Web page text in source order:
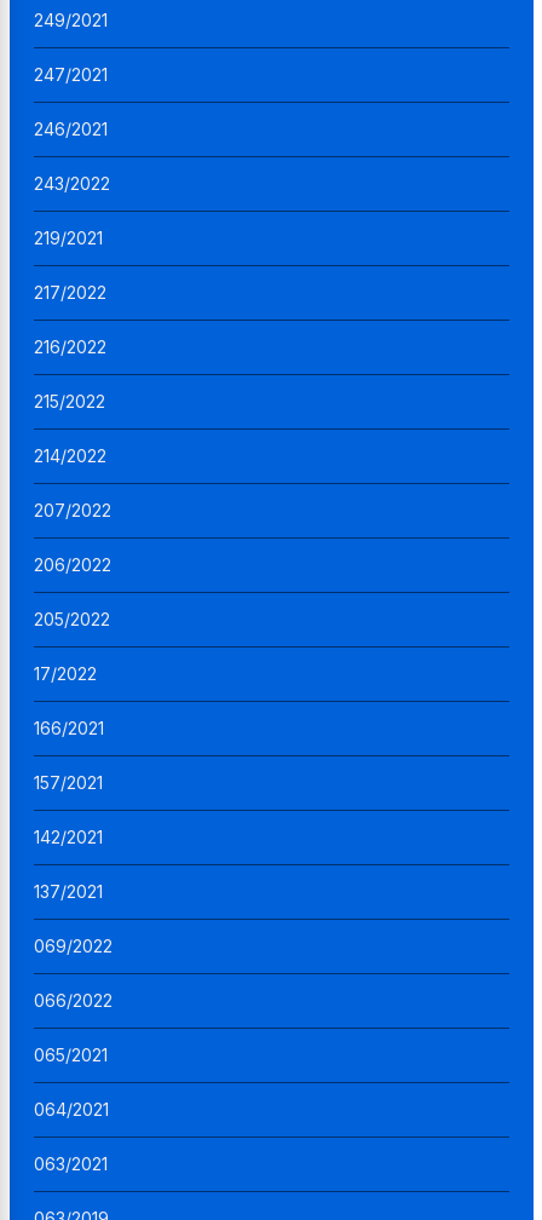
249/2021
247/2021
246/2021
243/2022
219/2021
217/2022
216/2022
215/2022
214/2022
207/2022
206/2022
205/2022
17/2022
166/2021
157/2021
142/2021
137/2021
069/2022
066/2022
065/2021
064/2021
063/2021